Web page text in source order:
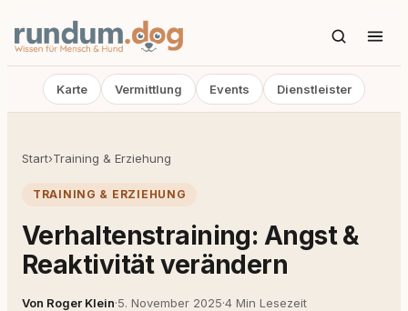
Karte Vermittlung Events Dienstleister
Start›Training & Erziehung
TRAINING & ERZIEHUNG
Verhaltenstraining: Angst &
Reaktivität verändern
Von Roger Klein·5. November 2025·4 Min Lesezeit